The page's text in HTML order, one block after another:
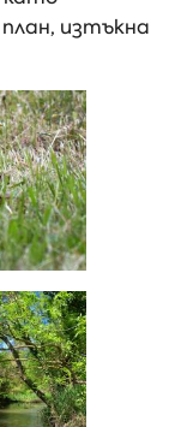
изтъкна